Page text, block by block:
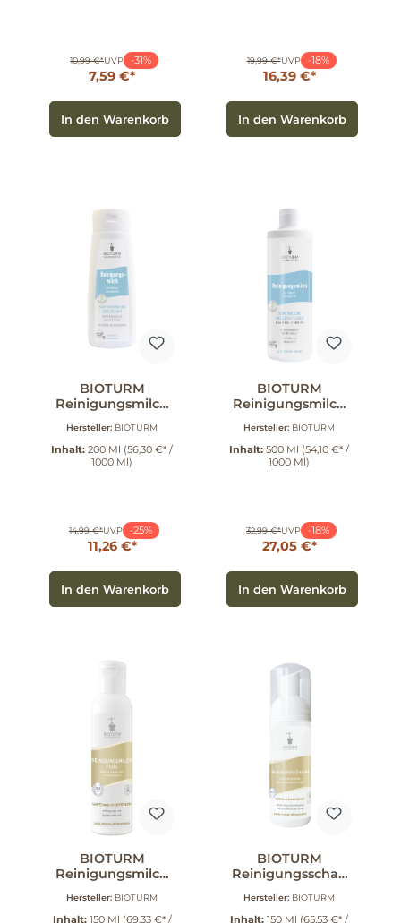
10,99 €*UVP -31%
7,59 €*
In den Warenkorb
19,99 €*UVP -18%
16,39 €*
In den Warenkorb
BIOTURM
Reinigungsmilch
Hersteller: BIOTURM
Inhalt: 200 Ml (56,30 €* /
1000 Ml)
14,99 €*UVP -25%
11,26 €*
In den Warenkorb
BIOTURM
Reinigungsmilch
Hersteller: BIOTURM
Inhalt: 500 Ml (54,10 €* /
1000 Ml)
32,99 €*UVP -18%
27,05 €*
In den Warenkorb
BIOTURM
Reinigungsmilch
Hersteller: BIOTURM
Inhalt: 150 Ml (69,33 €* /
BIOTURM
Reinigungsschau
Hersteller: BIOTURM
Inhalt: 150 Ml (65,53 €* /